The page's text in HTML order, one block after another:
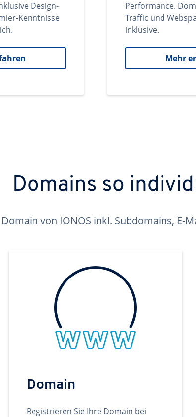
Design-
Kenntnisse
Performance.
Traffic und
inklusive.
Mehr
Domains so
Domain von IONOS inkl. Subdomains, E-
Domain
Registrieren Sie Ihre Domain bei